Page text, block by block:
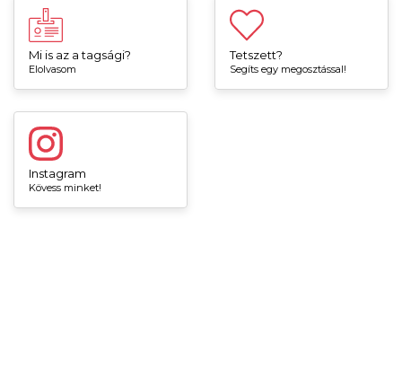
Mi is az a tagsági?
Elolvasom
Tetszett?
Segíts egy megosztással!
Instagram
Kövess minket!